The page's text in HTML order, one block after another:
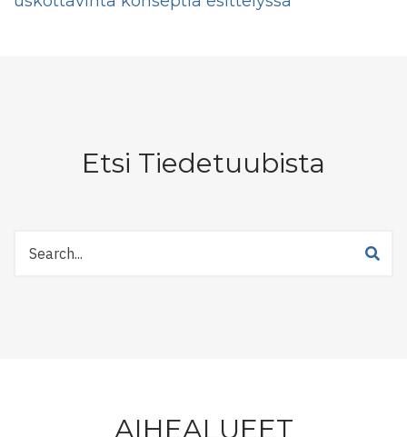
Etsi Tiedetuubista
AIHEALUEET